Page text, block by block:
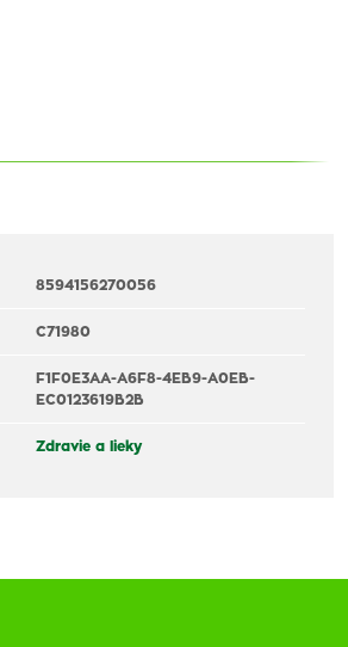
8594156270056
C71980
F1F0E3AA-A6F8-4EB9-A0EB-
EC0123619B2B
Zdravie a lieky